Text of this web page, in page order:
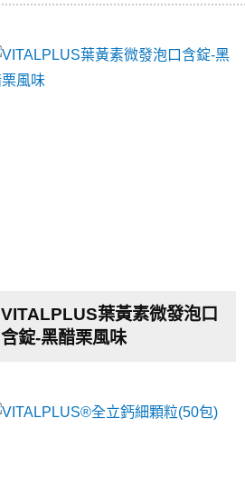
VITALPLUS葉黃素微發泡口
含錠-黑醋栗風味